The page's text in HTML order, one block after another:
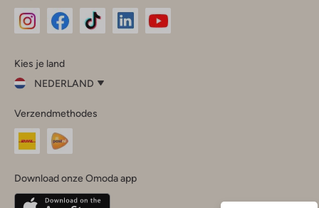
InstagramFacebook
Kies je land
NEDERLAND
je
land
Nederland
Belgique(Français)
Verzendmethodes
Download onze Omoda app